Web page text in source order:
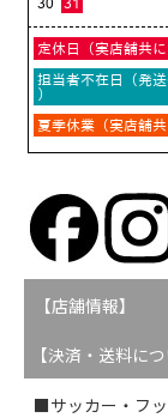
【店舗情報】
【決済・送料につ
■サッカー・フ